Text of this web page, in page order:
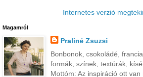
Internetes verzió
Magamról
Praliné Zsuzsi
Bonbonok, csokoládé,
formák, színek, textúrák,
Mottóm: Az inspiráció ott